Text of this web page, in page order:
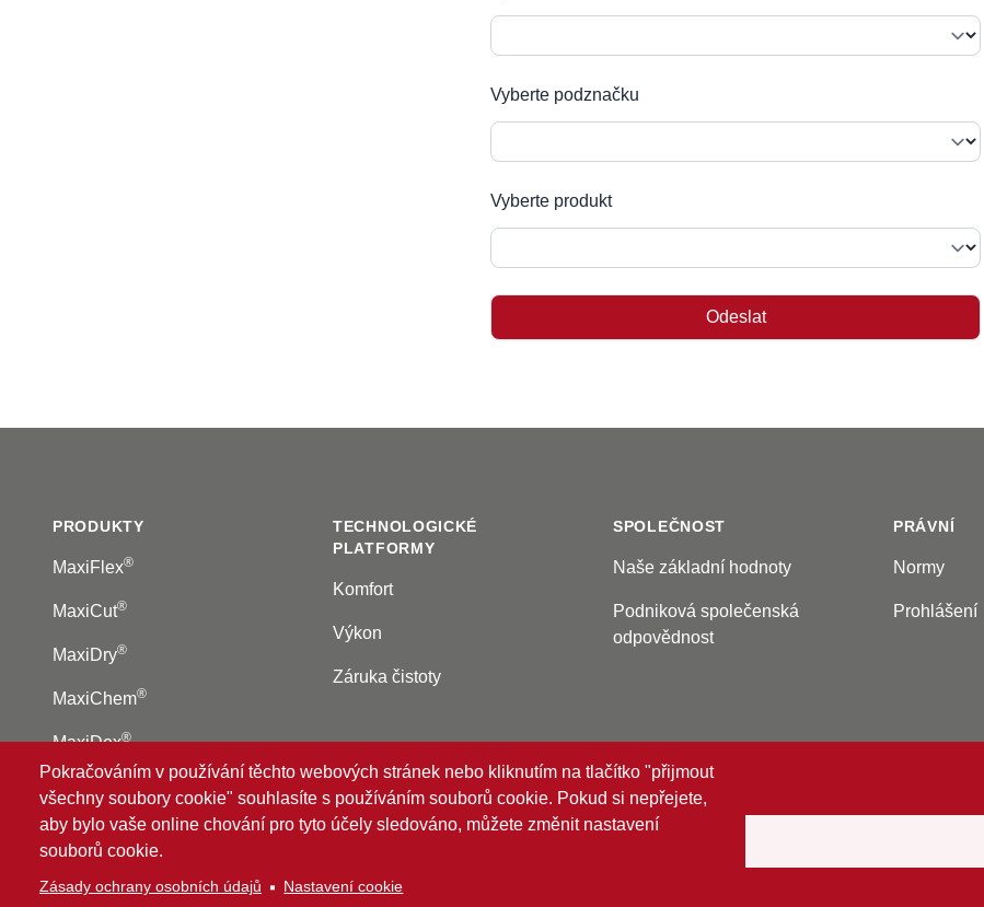
Vyberte podznačku
Vyberte produkt
PRODUKTY
MaxiFlex®
MaxiCut®
MaxiDry®
MaxiChem®
MaxiDex®
TECHNOLOGICKÉ
PLATFORMY
Komfort
Výkon
Záruka čistoty
SPOLEČNOST
Naše základní hodnoty
Podniková společenská
odpovědnost
PRÁVNÍ
Normy
Prohlášení
Pokračováním v používání těchto webových stránek nebo kliknutím na tlačítko "přijmout
všechny soubory cookie" souhlasíte s používáním souborů cookie. Pokud si nepřejete,
aby bylo vaše online chování pro tyto účely sledováno, můžete změnit nastavení
souborů cookie.
Zásady ochrany osobních údajů Nastavení cookie
© 2026 ATG ®
Intelligent Glove Solutions. Všechna práva vyhrazena.